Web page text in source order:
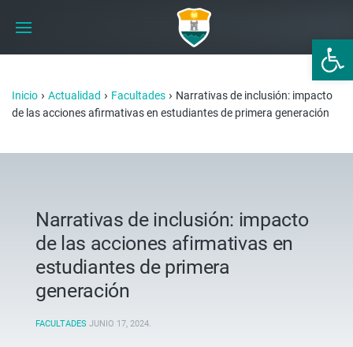
Abrir
Inicio › Actualidad › Facultades › Narrativas de inclusión: impacto
de las acciones afirmativas en estudiantes de primera generación
Narrativas de inclusión: impacto
de las acciones afirmativas en
estudiantes de primera
generación
FACULTADES JUNIO 17, 2024.